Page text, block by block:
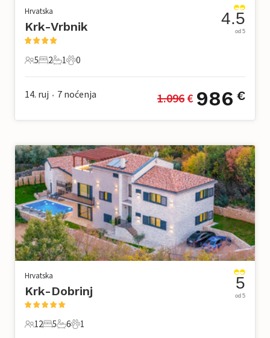
Hrvatska
Krk-Vrbnik
5 Gosti
5
2 Spavaće sobe
2
1 Kupaonica
1
0 Kućni ljubimac
0
4.5
od 5
14. ruj • 7 noćenja 1.096 € 986 €
Hrvatska
Krk-Dobrinj
12 Gosti
12
5 Spavaće sobe
5
6 Kupaonice
6
1 Kućni ljubimac
1
5
od 5